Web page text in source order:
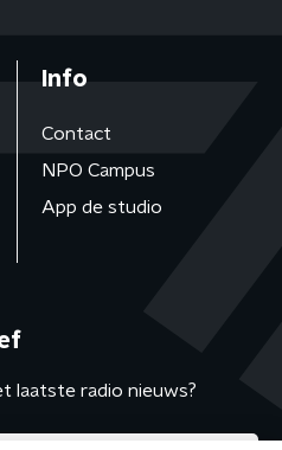
Info
Contact
NPO Campus
App de studio
laatste radio nieuws?